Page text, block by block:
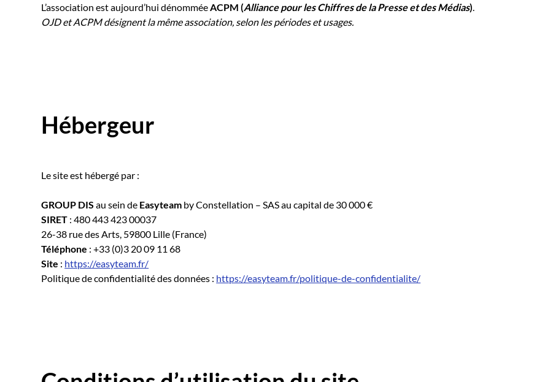
L’association est aujourd’hui dénommée ACPM (Alliance pour les Chiffres de la Presse et des Médias)
OJD et ACPM désignent la même association, selon les périodes et usages.
Hébergeur
Le site est hébergé par :
GROUP DIS au sein de Easyteam by Constellation – SAS au capital de 30 000 €
SIRET : 480 443 423 00037
26-38 rue des Arts, 59800 Lille (France)
Téléphone : +33 (0)3 20 09 11 68
Site : https://easyteam.fr/
Politique de confidentialité des données : https://easyteam.fr/politique-de-confidentialite/